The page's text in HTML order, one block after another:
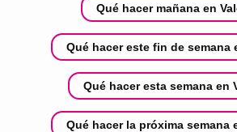
Qué hacer mañana en
Qué hacer este fin de semana
Qué hacer esta semana en
Qué hacer la próxima semana